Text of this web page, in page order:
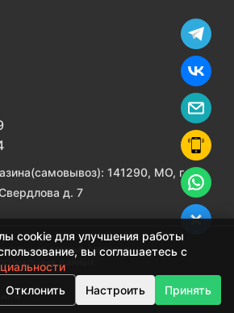
141290, МО, г.
д. 7
данные согласно
данных
cookie для улучшения работы
вы соглашаетесь с
Отклонить
Настроить Принять